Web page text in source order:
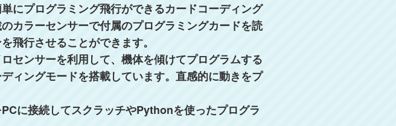
にプログラミング飛行ができるカードコーディング
カラーセンサーで付属のプログラミングカードを読
飛行させることができます。
センサーを利用して、機体を傾けてプログラムする
ィングモードを搭載しています。直感的に動きをプ
に接続してスクラッチやPythonを使ったプログラ